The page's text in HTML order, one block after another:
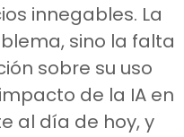
innegables. La
sino la falta
sobre su uso
de la IA en
al día de hoy, y